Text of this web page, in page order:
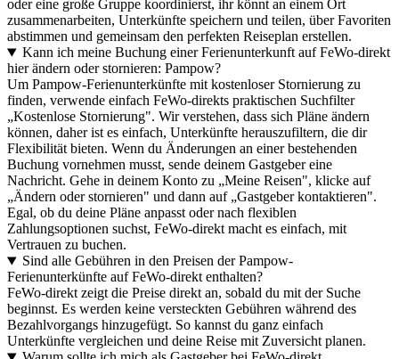
oder eine große Gruppe koordinierst, ihr könnt an einem Ort
zusammenarbeiten, Unterkünfte speichern und teilen, über Favoriten
abstimmen und gemeinsam den perfekten Reiseplan erstellen.
Kann ich meine Buchung einer Ferienunterkunft auf FeWo-direkt
hier ändern oder stornieren: Pampow?
Um Pampow-Ferienunterkünfte mit kostenloser Stornierung zu
finden, verwende einfach FeWo-direkts praktischen Suchfilter
„Kostenlose Stornierung". Wir verstehen, dass sich Pläne ändern
können, daher ist es einfach, Unterkünfte herauszufiltern, die dir
Flexibilität bieten. Wenn du Änderungen an einer bestehenden
Buchung vornehmen musst, sende deinem Gastgeber eine
Nachricht. Gehe in deinem Konto zu „Meine Reisen", klicke auf
„Ändern oder stornieren" und dann auf „Gastgeber kontaktieren".
Egal, ob du deine Pläne anpasst oder nach flexiblen
Zahlungsoptionen suchst, FeWo-direkt macht es einfach, mit
Vertrauen zu buchen.
Sind alle Gebühren in den Preisen der Pampow-
Ferienunterkünfte auf FeWo-direkt enthalten?
FeWo-direkt zeigt die Preise direkt an, sobald du mit der Suche
beginnst. Es werden keine versteckten Gebühren während des
Bezahlvorgangs hinzugefügt. So kannst du ganz einfach
Unterkünfte vergleichen und deine Reise mit Zuversicht planen.